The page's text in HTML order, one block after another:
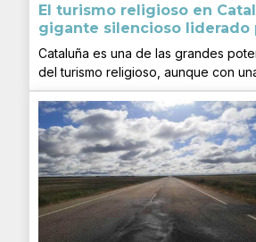
El turismo religioso en
gigante silencioso liderado
Cataluña es una de las grandes
del turismo religioso, aunque con